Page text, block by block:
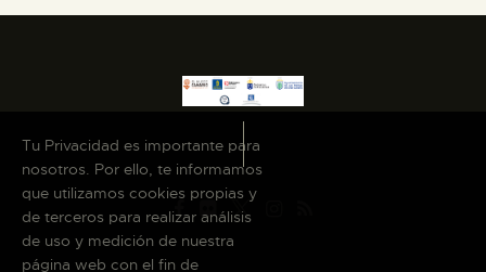
Tu Privacidad es importante para
nosotros. Por ello, te informamos
que utilizamos cookies propias y
de terceros para realizar análisis
de uso y medición de nuestra
página web con el fin de